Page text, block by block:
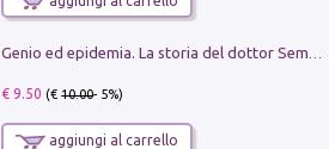
€ 9.50 (€10.00- 5%)
aggiungi al carrello